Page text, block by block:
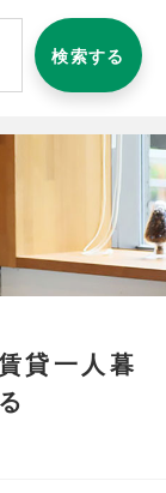
検索する
貸一人暮